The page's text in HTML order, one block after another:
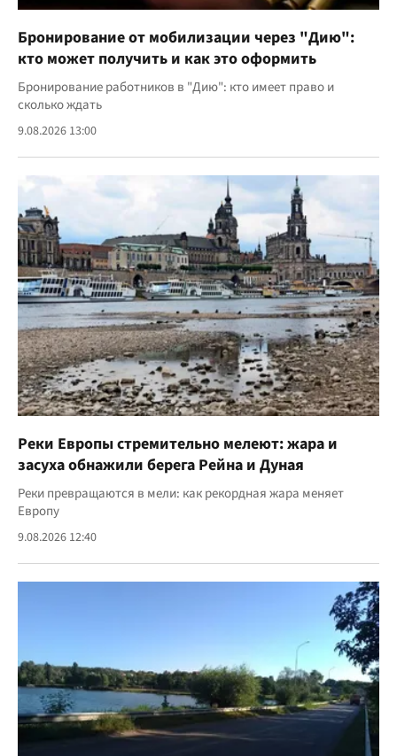
Бронирование от мобилизации через "Дию":
кто может получить и как это оформить
Бронирование работников в "Дию": кто имеет право и
сколько ждать
9.08.2026 13:00
Реки Европы стремительно мелеют: жара и
засуха обнажили берега Рейна и Дуная
Реки превращаются в мели: как рекордная жара меняет
Европу
9.08.2026 12:40